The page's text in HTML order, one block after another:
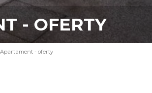
- OFERTY
Apartament - oferty